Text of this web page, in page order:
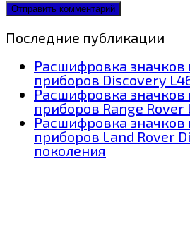
Последние публикации
Расшифровка значков
приборов Discovery
Расшифровка значков
приборов Range Rover
Расшифровка значков
приборов Land Rover
поколения